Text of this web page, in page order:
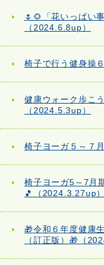
🌷🌻「花いっぱい
（2024.6.8up）
椅子で行う健身操
健康ウォーク歩こ
（2024.5.3up）
椅子ヨーガ５～７
椅子ヨーガ5～7月
🎵（2024.3.27up）
🎁令和６年度健康
（訂正版）🎁（